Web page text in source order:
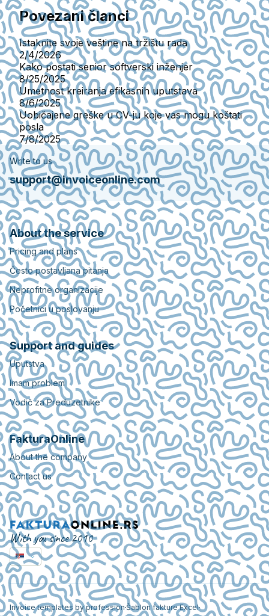
Povezani članci
Istaknite svoje veštine na tržištu rada
2/4/2026
Kako postati senior softverski inženjer
8/25/2025
Umetnost kreiranja efikasnih uputstava
8/6/2025
Uobičajene greške u CV-ju koje vas mogu koštati
posla
7/8/2025
Write to us
support@invoiceonline.com
About the service
Pricing and plans
Često postavljana pitanja
Neprofitne organizacije
Početnici u poslovanju
Support and guides
Uputstva
Imam problem
Vodič za Preduzetnike
FakturaOnline
About the company
Contact us
With you since 2010
Invoice templates by profession Šablon fakture Excel